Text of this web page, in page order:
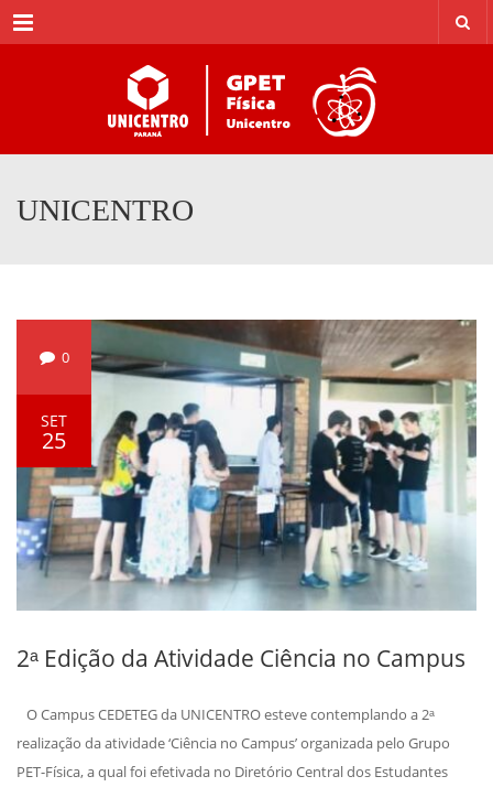
Menu
UNICENTRO
0
SET
25
2ᵃ Edição da Atividade Ciência no Campus
O Campus CEDETEG da UNICENTRO esteve contemplando a 2ᵃ
realização da atividade ‘Ciência no Campus’ organizada pelo Grupo
PET-Física, a qual foi efetivada no Diretório Central dos Estudantes